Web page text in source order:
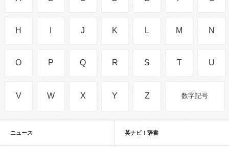
H J K L M N
O P Q R S T U
V W X Y Z 数字記号
ニュース 英ナビ！辞書